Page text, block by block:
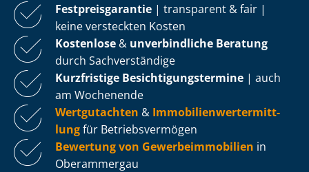
Fest­preis­ga­ran­tie | transparent & fair |
keine versteckten Kosten
Kostenlose & unverbindliche Beratung
durch Sachverständige
Kurzfristige Be­sich­ti­gungs­ter­mi­ne | auch
am Wochenende
Wertgutachten & Im­mo­bi­li­en­wert­ermitt­
lungfür Be­triebs­ver­mö­gen
Bewertung von Ge­wer­be­im­mo­bi­li­en in
Oberammergau